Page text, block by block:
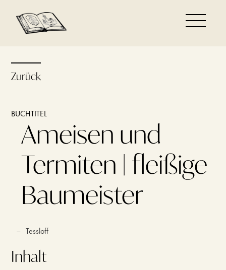
Zurück
BUCHTITEL
Ameisen und
Termiten | fleißige
Baumeister
– Tessloff
Inhalt